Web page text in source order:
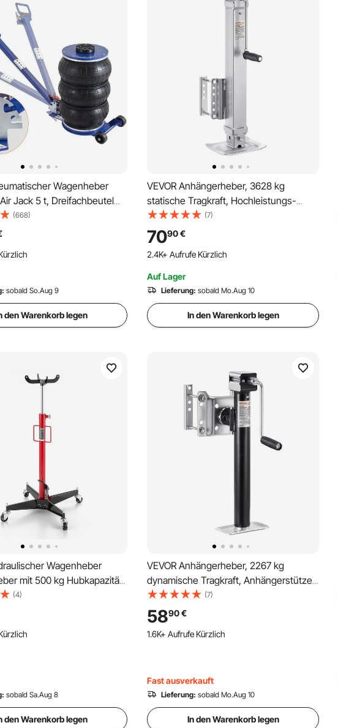
Wagenheber
Jack 5 t, Dreifachbeutel
470 mm Hubhöhe Sack
5 Minuten Hub
Einstellbar Rot
(668)
sobald So.Aug 9
den Warenkorb legen
VEVOR Anhängerheber, 3628 kg
statische Tragkraft, Hochleistungs-
Ausdrehstütze, 195-1005mm
Abstellstütze mit Griff für
Wohnwagenanhänger, Pferdeanhänger,
Nutzanhänger und Yachtanhänger
(7)
7090€
2.4K+ Aufrufe Kürzlich
Auf Lager
Lieferung: sobald Mo.Aug 10
In den Warenkorb legen
Wagenheber
mit 500 kg Hubkapazität,
mit Pedal,
112-187 cm
für Garage /
+ Schwarz
(4)
sobald Sa.Aug 8
den Warenkorb legen
VEVOR Anhängerheber, 2267 kg
dynamische Tragkraft, Anhängerstütze,
Reiseanhänger, Ausdrehstütze, 365 mm
Hebeständer mit Griff für
Wohnwagenanhänger, Pferdeanhänger,
Nutzanhänger und Yachtanhänger
(7)
5890€
1.6K+ Aufrufe Kürzlich
Fast ausverkauft
Lieferung: sobald Mo.Aug 10
In den Warenkorb legen